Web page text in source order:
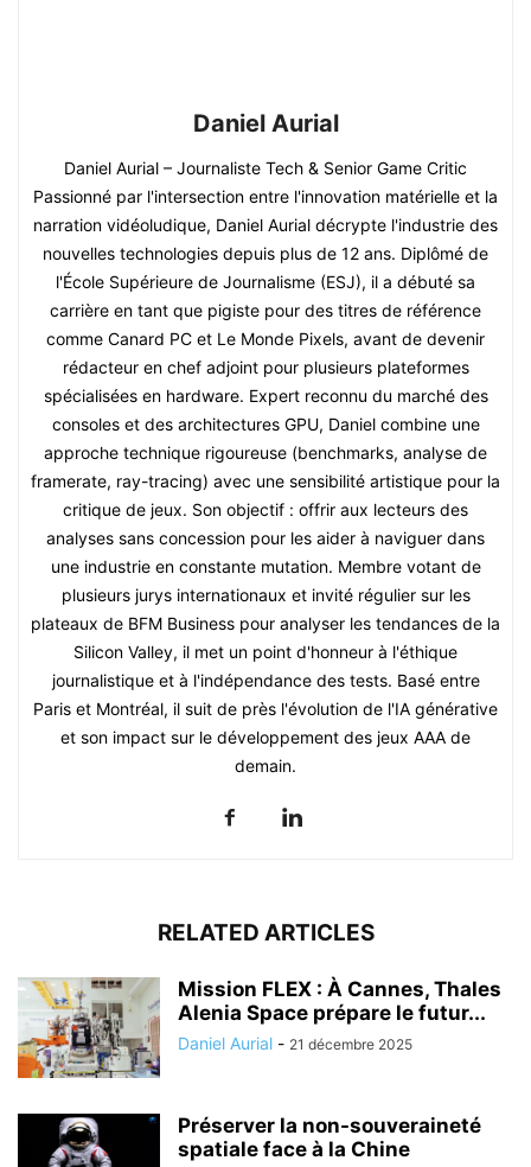
Daniel Aurial
Daniel Aurial – Journaliste Tech & Senior Game Critic
Passionné par l'intersection entre l'innovation matérielle et la
narration vidéoludique, Daniel Aurial décrypte l'industrie des
nouvelles technologies depuis plus de 12 ans. Diplômé de
l'École Supérieure de Journalisme (ESJ), il a débuté sa
carrière en tant que pigiste pour des titres de référence
comme Canard PC et Le Monde Pixels, avant de devenir
rédacteur en chef adjoint pour plusieurs plateformes
spécialisées en hardware. Expert reconnu du marché des
consoles et des architectures GPU, Daniel combine une
approche technique rigoureuse (benchmarks, analyse de
framerate, ray-tracing) avec une sensibilité artistique pour la
critique de jeux. Son objectif : offrir aux lecteurs des
analyses sans concession pour les aider à naviguer dans
une industrie en constante mutation. Membre votant de
plusieurs jurys internationaux et invité régulier sur les
plateaux de BFM Business pour analyser les tendances de la
Silicon Valley, il met un point d'honneur à l'éthique
journalistique et à l'indépendance des tests. Basé entre
Paris et Montréal, il suit de près l'évolution de l'IA générative
et son impact sur le développement des jeux AAA de
demain.
RELATED ARTICLES
Mission FLEX : À Cannes, Thales
Alenia Space prépare le futur...
Daniel Aurial - 21 décembre 2025
Préserver la non-souveraineté
spatiale face à la Chine